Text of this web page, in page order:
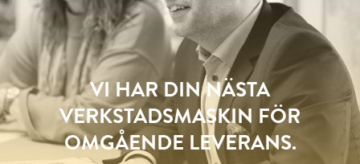
VI HAR DIN NÄSTA
VERKSTADSMASKIN FÖR
OMGÅENDE LEVERANS.